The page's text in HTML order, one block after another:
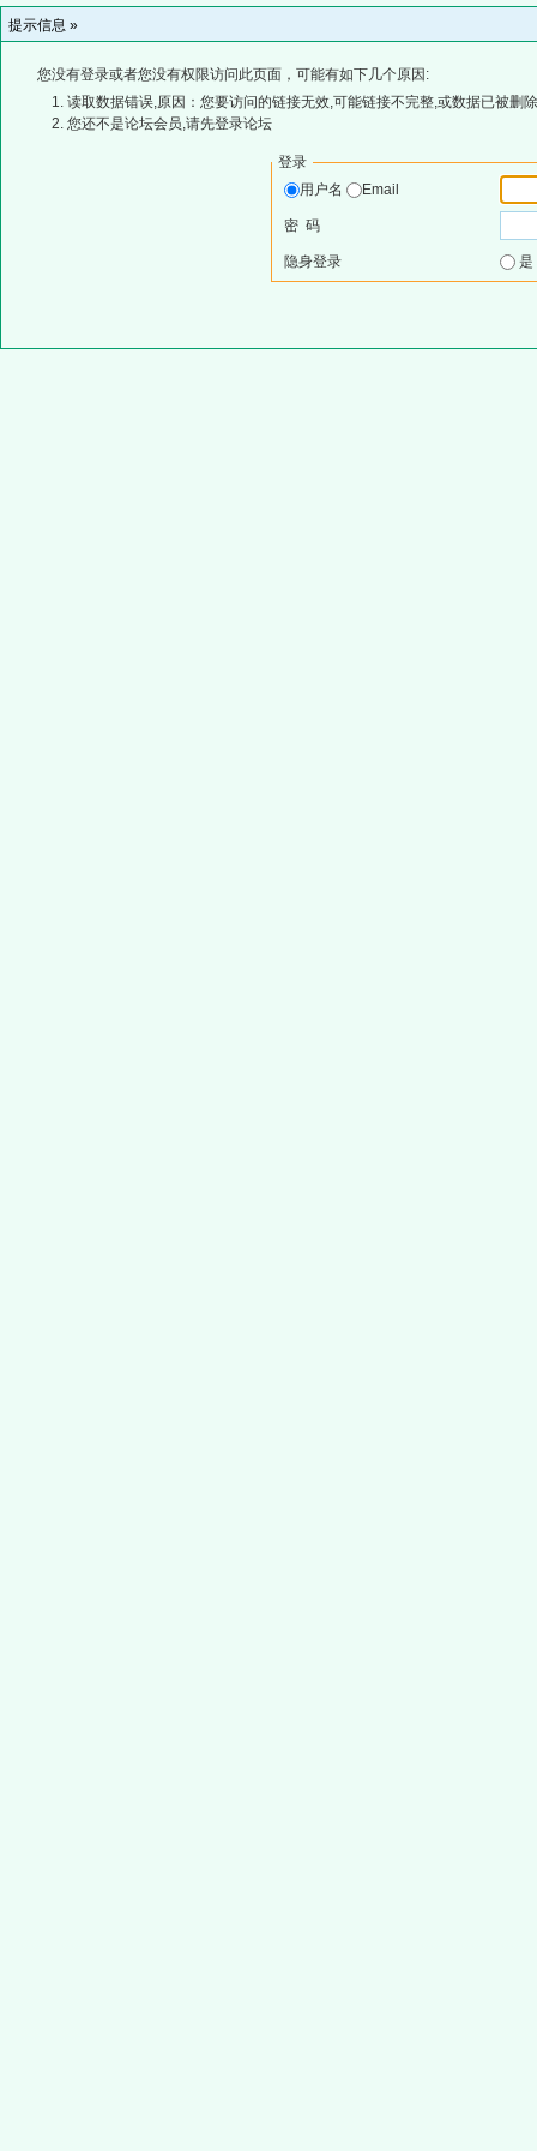
提示信息 »
您没有登录或者您没有权限访问此页面，可能有如下几个原因:
读取数据错误,原因：您要访问的链接无效,可能链接不完整,或数据已被删
您还不是论坛会员,请先登录论坛
登录
用户名
Email
密 码
隐身登录